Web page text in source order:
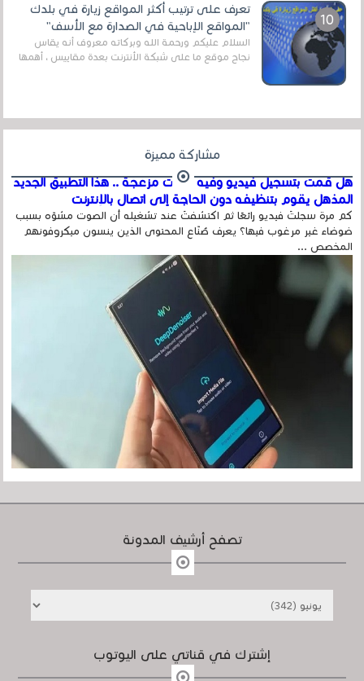
تعرف على ترتيب أكثر المواقع زيارة في بلدك
"المواقع الإباحية في الصدارة مع الأسف"
السلام عليكم ورحمة الله وبركاته معروف أنه يقاس
نجاح موقع ما على شبكة الأنترنت بعدة مقاييس ، أهمها
مشاركة مميزة
هل قمت بتسجيل فيديو وفيه أصوت مزعجة .. هذا التطبيق الجديد
المذهل يقوم بتنظيفه دون الحاجة إلى اتصال بالإنترنت
كم مرة سجلتَ فيديو رائعًا ثم اكتشفتَ عند تشغيله أن الصوت مشوّه بسبب
ضوضاء غير مرغوب فيها؟ يعرف صُنّاع المحتوى الذين ينسون ميكروفونهم
المخصص ...
تصفح أرشيف المدونة
إشترك في قناتي على اليوتوب